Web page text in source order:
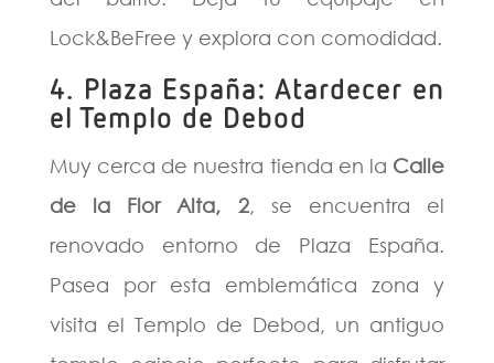
Lock&BeFree y explora con comodidad.
4. Plaza España: Atardecer en
el Templo de Debod
Muy cerca de nuestra tienda en la Calle
de la Flor Alta, 2, se encuentra el
renovado entorno de Plaza España.
Pasea por esta emblemática zona y
visita el Templo de Debod, un antiguo